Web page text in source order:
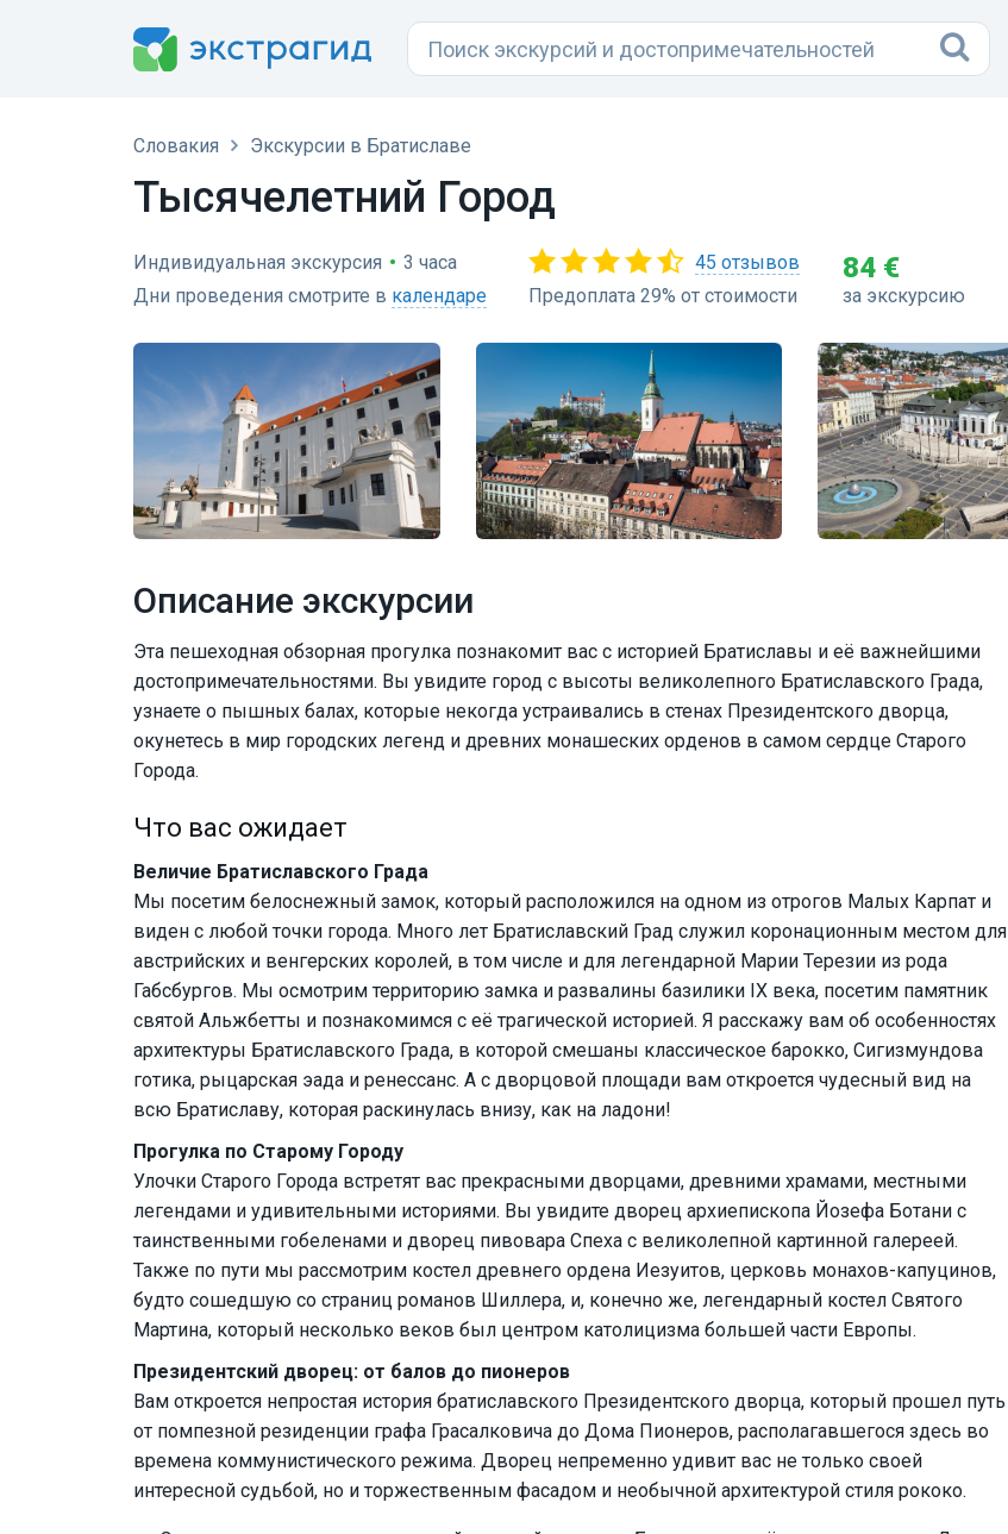
Словакия Экскурсии в Братиславе
Тысячелетний Город
Индивидуальная экскурсия • 3 часа
Дни проведения смотрите в календаре
45 отзывов
Предоплата 29% от стоимости
84 €
за экскурсию
Описание экскурсии
Эта пешеходная обзорная прогулка познакомит вас с историей Братиславы и её важнейшими
достопримечательностями. Вы увидите город с высоты великолепного Братиславского Града,
узнаете о пышных балах, которые некогда устраивались в стенах Президентского дворца,
окунетесь в мир городских легенд и древних монашеских орденов в самом сердце Старого
Города.
Что вас ожидает
Величие Братиславского Града
Мы посетим белоснежный замок, который расположился на одном из отрогов Малых Карпат и
виден с любой точки города. Много лет Братиславский Град служил коронационным местом для
австрийских и венгерских королей, в том числе и для легендарной Марии Терезии из рода
Габсбургов. Мы осмотрим территорию замка и развалины базилики IX века, посетим памятник
святой Альжбетты и познакомимся с её трагической историей. Я расскажу вам об особенностях
архитектуры Братиславского Града, в которой смешаны классическое барокко, Сигизмундова
готика, рыцарская эада и ренессанс. А с дворцовой площади вам откроется чудесный вид на
всю Братиславу, которая раскинулась внизу, как на ладони!
Прогулка по Старому Городу
Улочки Старого Города встретят вас прекрасными дворцами, древними храмами, местными
легендами и удивительными историями. Вы увидите дворец архиепископа Йозефа Ботани с
таинственными гобеленами и дворец пивовара Спеха с великолепной картинной галереей.
Также по пути мы рассмотрим костел древнего ордена Иезуитов, церковь монахов-капуцинов,
будто сошедшую со страниц романов Шиллера, и, конечно же, легендарный костел Святого
Мартина, который несколько веков был центром католицизма большей части Европы.
Президентский дворец: от балов до пионеров
Вам откроется непростая история братиславского Президентского дворца, который прошел путь
от помпезной резиденции графа Грасалковича до Дома Пионеров, располагавшегося здесь во
времена коммунистического режима. Дворец непременно удивит вас не только своей
интересной судьбой, но и торжественным фасадом и необычной архитектурой стиля рококо.